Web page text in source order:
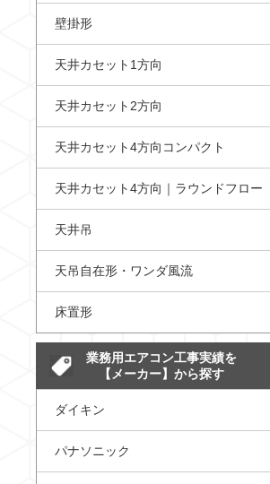
壁掛形
天井カセット1方向
天井カセット2方向
天井カセット4方向コンパクト
天井カセット4方向｜ラウンドフロー
天井吊
天吊自在形・ワンダ風流
床置形
業務用エアコン工事実績を
【メーカー】から探す
ダイキン
パナソニック